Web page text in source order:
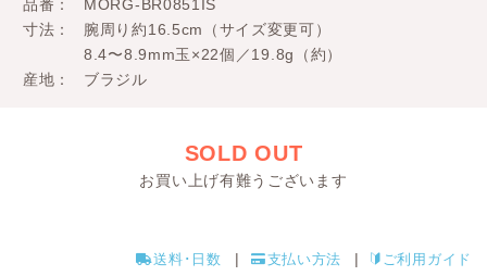
品番
MORG-BR0851IS
寸法
腕周り約16.5cm（サイズ変更可）
8.4〜8.9mm玉×22個／19.8g（約）
産地
ブラジル
SOLD OUT
お買い上げ有難うございます
送料･日数 支払い方法 ご利用ガイド